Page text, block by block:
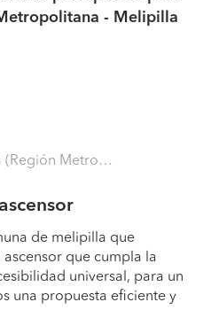
- Melipilla
Metropolitana - Melipilla)
de melipilla que
que cumpla la
universal, para un
una propuesta eficiente y